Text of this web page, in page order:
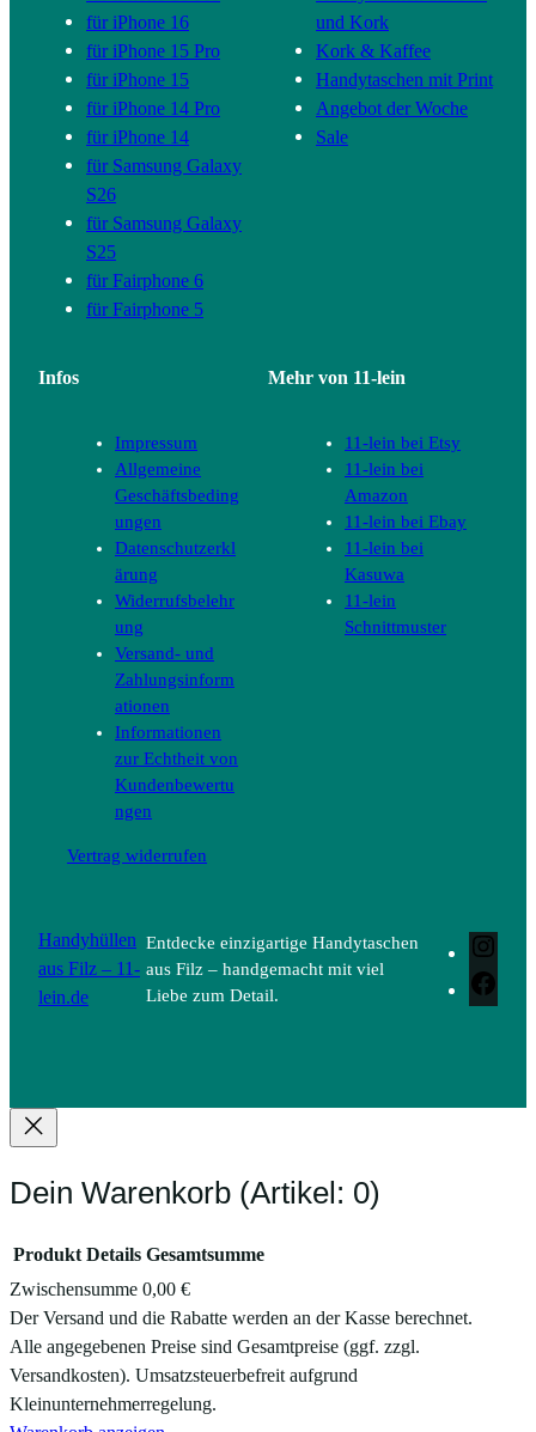
für iPhone 16
für iPhone 15 Pro
für iPhone 15
für iPhone 14 Pro
für iPhone 14
für Samsung Galaxy
S26
für Samsung Galaxy
S25
für Fairphone 6
für Fairphone 5
und Kork
Kork & Kaffee
Handytaschen mit Print
Angebot der Woche
Sale
Infos
Impressum
Allgemeine
Geschäftsbeding
ungen
Datenschutzerkl
ärung
Widerrufsbelehr
ung
Versand- und
Zahlungsinform
ationen
Informationen
zur Echtheit von
Kundenbewertu
ngen
Vertrag widerrufen
Mehr von 11-lein
11-lein bei Etsy
11-lein bei
Amazon
11-lein bei Ebay
11-lein bei
Kasuwa
11-lein
Schnittmuster
Handyhüllen
aus Filz – 11-
lein.de
Entdecke einzigartige Handytaschen
aus Filz – handgemacht mit viel
Liebe zum Detail.
Dein Warenkorb (Artikel: 0)
Produkte
im
Warenkorb
Produkt Details Gesamtsumme
Zwischensumme 0,00 €
Der Versand und die Rabatte werden an der Kasse berechnet.
Alle angegebenen Preise sind Gesamtpreise (ggf. zzgl.
Versandkosten). Umsatzsteuerbefreit aufgrund
Kleinunternehmerregelung.